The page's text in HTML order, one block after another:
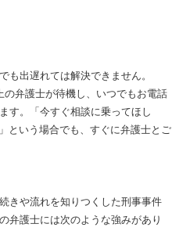
出遅れては解決できません。
弁護士が待機し、いつでもお電話
す。「今すぐ相談に乗ってほし
という場合でも、すぐに弁護士とご
きや流れを知りつくした刑事事件
弁護士には次のような強みがあり